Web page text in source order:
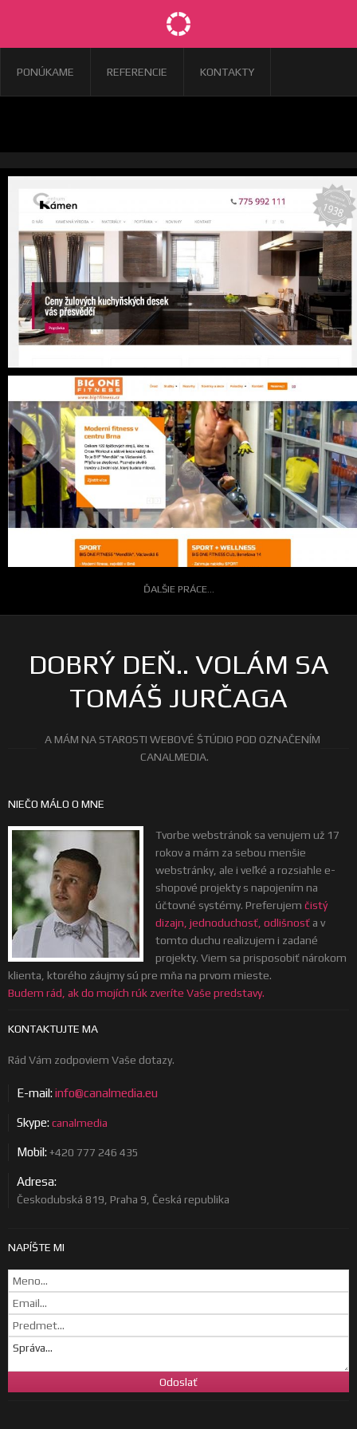
PONÚKAME REFERENCIE KONTAKTY
ĎALŠIE PRÁCE...
DOBRÝ DEŇ.. VOLÁM SA
TOMÁŠ JURČAGA
A MÁM NA STAROSTI WEBOVÉ ŠTÚDIO POD OZNAČENÍM
CANALMEDIA.
NIEČO MÁLO O MNE
Tvorbe webstránok sa venujem už 17
rokov a mám za sebou menšie
webstránky, ale i veľké a rozsiahle e-
shopové projekty s napojením na
účtovné systémy. Preferujem čistý
dizajn, jednoduchosť, odlišnosť a v
tomto duchu realizujem i zadané
projekty. Viem sa prisposobiť nárokom
klienta, ktorého záujmy sú pre mňa na prvom mieste.
Budem rád, ak do mojích rúk zveríte Vaše predstavy.
KONTAKTUJTE MA
Rád Vám zodpoviem Vaše dotazy.
E-mail:info@canalmedia.eu
Skype:canalmedia
Mobil:+420 777 246 435
Adresa:
Českodubská 819, Praha 9, Česká republika
NAPÍŠTE MI